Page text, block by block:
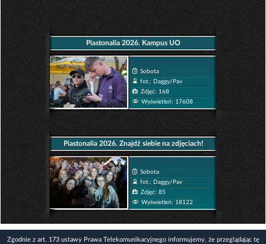
Piastonalia 2026. Kampus UO
Sobota
fot.: Daggy/Pav
Zdjęć: 168
Wyświetleń: 17608
Piastonalia 2026. Znajdź siebie na zdjęciach!
Sobota
fot.: Daggy/Pav
Zdjęć: 85
Wyświetleń: 18122
Zgodnie z art. 173 ustawy Prawa Telekomunikacyjnego informujemy, że przeglądając tę